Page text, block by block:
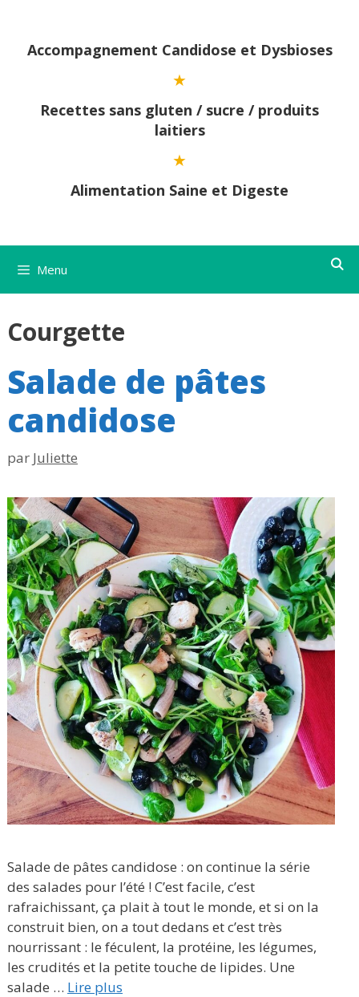
contenuAccompagnement Candidose et Dysbioses
Recettes sans gluten / sucre / produits
laitiers
Alimentation Saine et Digeste
Menu
Courgette
Salade de pâtes
candidose
par Juliette
Salade de pâtes candidose : on continue la série
des salades pour l’été ! C’est facile, c’est
rafraichissant, ça plait à tout le monde, et si on la
construit bien, on a tout dedans et c’est très
nourrissant : le féculent, la protéine, les légumes,
les crudités et la petite touche de lipides. Une
salade … Lire plus